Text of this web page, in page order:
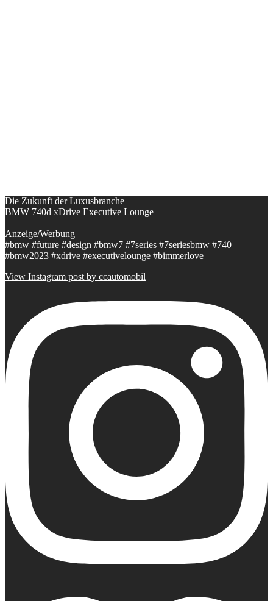
Die Zukunft der Luxusbranche
BMW 740d xDrive Executive Lounge
—————————————————————
Anzeige/Werbung
#bmw #future #design #bmw7 #7series #7seriesbmw #740
#bmw2023 #xdrive #executivelounge #bimmerlove
View Instagram post by ccautomobil